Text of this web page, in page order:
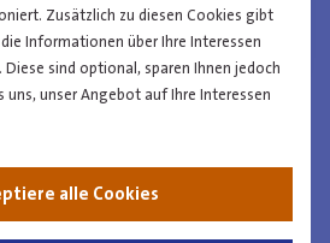
Zusätzlich zu diesen Cookies gibt
Informationen über Ihre Interessen
sind optional, sparen Ihnen jedoch
uns, unser Angebot auf Ihre Interessen
alle Cookies
an
arbeiten